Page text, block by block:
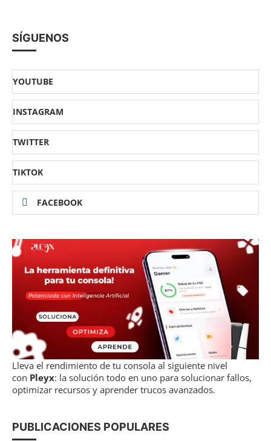
SÍGUENOS
YOUTUBE
INSTAGRAM
TWITTER
TIKTOK
FACEBOOK
Lleva el rendimiento de tu consola al siguiente nivel
con Pleyx: la solución todo en uno para solucionar fallos,
optimizar recursos y aprender trucos avanzados.
PUBLICACIONES POPULARES